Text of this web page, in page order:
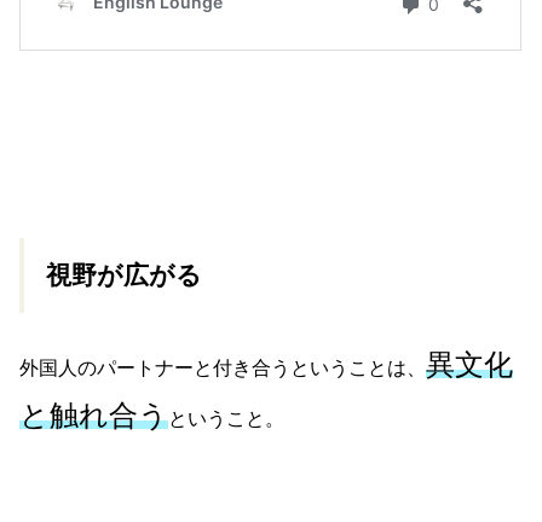
視野が広がる
外国人のパートナーと付き合うということは、異文化
と触れ合うということ。